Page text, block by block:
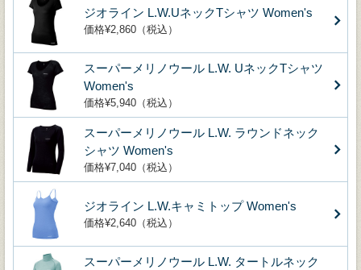
ジオライン L.W.UネックTシャツ Women's
価格¥2,860（税込）
スーパーメリノウール L.W. UネックTシャツ
Women's
価格¥5,940（税込）
スーパーメリノウール L.W. ラウンドネック
シャツ Women's
価格¥7,040（税込）
ジオライン L.W.キャミトップ Women's
価格¥2,640（税込）
スーパーメリノウール L.W. タートルネック